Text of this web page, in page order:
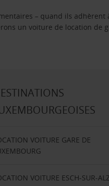
– quand ils adhèrent
un voiture de location de
VOITURE GARE DE
VOITURE ESCH-SUR-